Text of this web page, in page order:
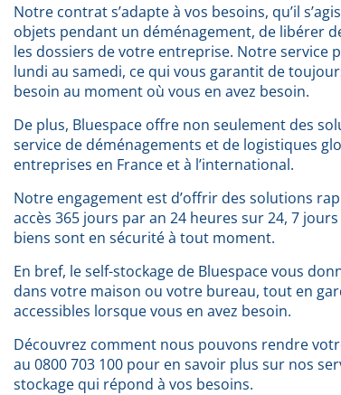
Notre contrat s’adapte à vos besoins, qu’il
objets pendant un déménagement, de libérer
les dossiers de votre entreprise. Notre service
lundi au samedi, ce qui vous garantit de
besoin au moment où vous en avez besoin.
De plus, Bluespace offre non seulement des
service de déménagements et de logistiques
entreprises en France et à l’international.
Notre engagement est d’offrir des solutions
accès 365 jours par an 24 heures sur 24, 7
biens sont en sécurité à tout moment.
En bref, le self-stockage de Bluespace vous
dans votre maison ou votre bureau, tout en
accessibles lorsque vous en avez besoin.
Découvrez comment nous pouvons rendre
au 0800 703 100 pour en savoir plus sur nos
stockage qui répond à vos besoins.